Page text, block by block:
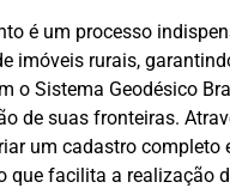
é um processo
imóveis rurais,
o Sistema Geodésico
de suas fronteiras.
um cadastro completo
que facilita a realização